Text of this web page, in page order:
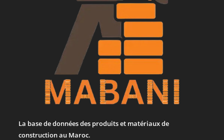
La base de données des produits et matériaux de
construction au Maroc.